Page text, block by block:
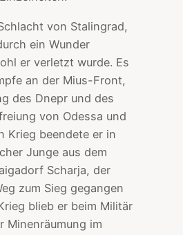
von Stalingrad,
ein Wunder
er verletzt wurde. Es
an der Mius-Front,
des Dnepr und des
von Odessa und
Krieg beendete er in
Junge aus dem
Scharja, der
zum Sieg gegangen
blieb er beim Militär
Minenräumung im